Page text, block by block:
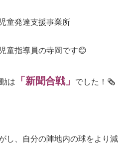
童発達支援事業所
童指導員の寺岡です😊
は 「新聞合戦」 でした！🗞
し、自分の陣地内の球をより減